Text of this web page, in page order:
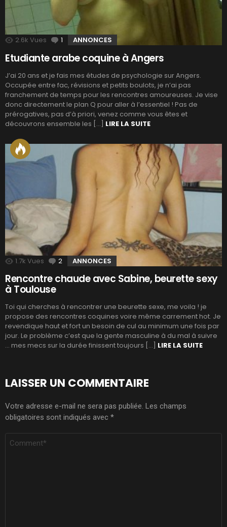
2.6k Vues 1 Commentaire
ANNONCES
Etudiante arabe coquine à Angers
J’ai 20 ans et je fais mes études de psychologie sur Angers.
Occupée entre fac, révisions et petits boulots, je n’ai pas
franchement de temps pour les rencontres amoureuses. Je vise
donc directement le plan Q pour aller à l’essentiel ! Pas de
prérogatives, pas d’à priori, venez comme vous êtes et
découvrons ensemble les […] LIRE LA SUITE
1.7k Vues 2 Commentaires
ANNONCES
Rencontre chaude avec Sabine, beurette sexy
à Toulouse
Toi qui cherches à rencontrer une beurette sexe, me voila ! je
propose des rencontres coquines voire même carrement hot. Je
revendique haut et fort un besoin de cul au minimum une fois par
jour. Le problème c’est que la gente masculine à du mal à suivre
… mes mecs sur la durée finissent toujours […] LIRE LA SUITE
LAISSER UN COMMENTAIRE
Votre adresse e-mail ne sera pas publiée. Les champs
obligatoires sont indiqués avec *
COMMENTAIRE